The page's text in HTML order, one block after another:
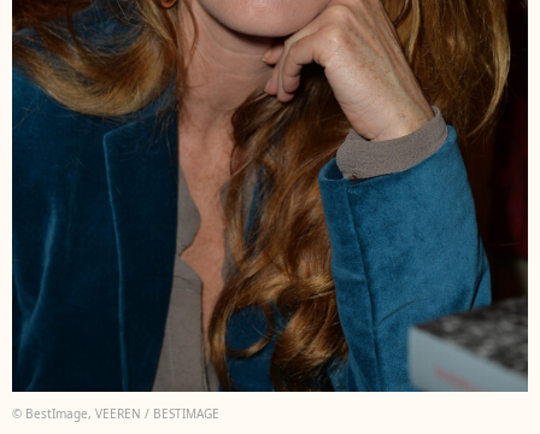
© BestImage, VEEREN / BESTIMAGE